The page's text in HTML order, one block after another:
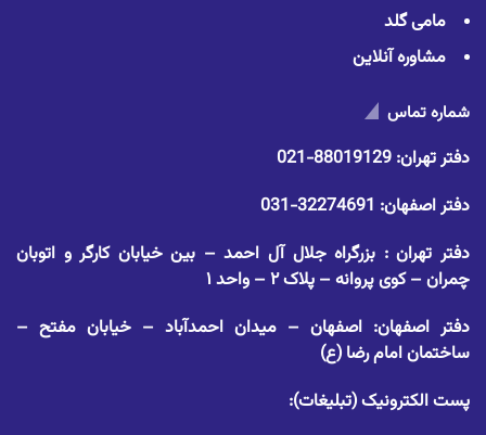
مامی گلد
مشاوره آنلاین
شماره تماس
دفتر تهران: 88019129-021
دفتر اصفهان: 32274691-031
دفتر تهران : بزرگراه جلال آل احمد – بین خیابان کارگر و اتوبان
چمران – کوی پروانه – پلاک ۲ – واحد ۱
دفتر اصفهان: اصفهان – میدان احمدآباد – خیابان مفتح –
ساختمان امام رضا (ع)
پست الکترونیک (تبلیغات):